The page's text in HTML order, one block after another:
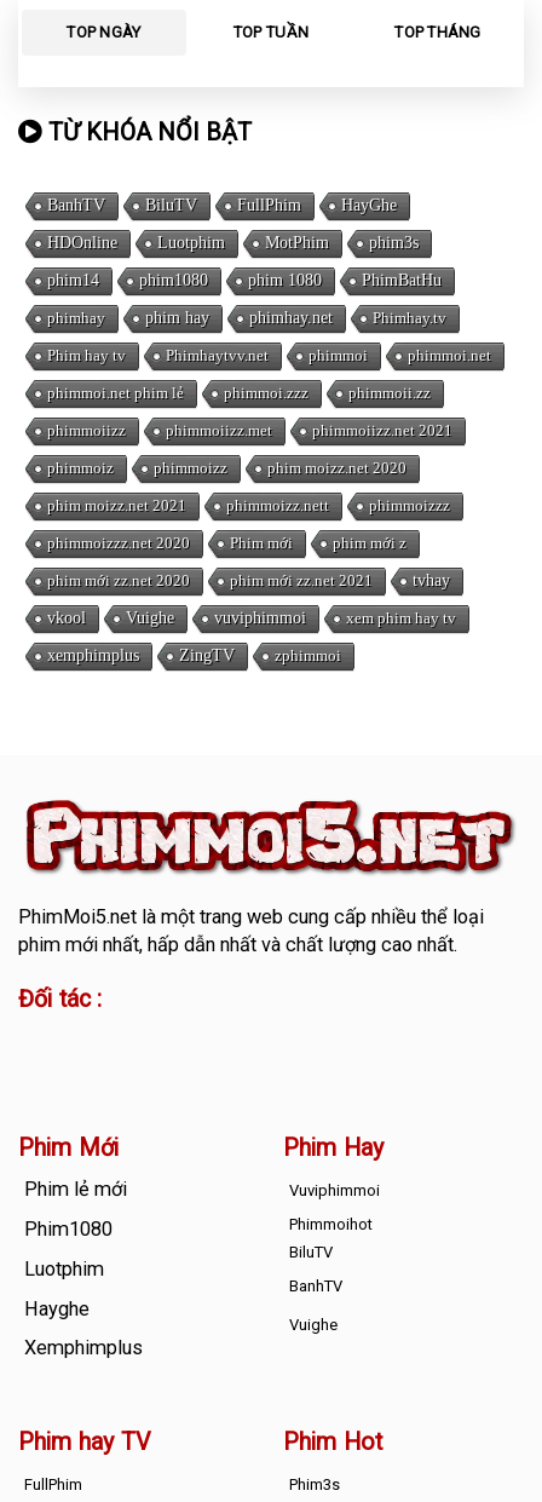
TOP NGÀY TOP TUẦN TOP THÁNG
TỪ KHÓA NỔI BẬT
BanhTV BiluTV FullPhim HayGhe
HDOnline Luotphim MotPhim phim3s
phim14 phim1080 phim 1080 PhimBatHu
phimhay phim hay phimhay.net Phimhay.tv
Phim hay tv Phimhaytvv.net phimmoi phimmoi.net
phimmoi.net phim lẻ phimmoi.zzz phimmoii.zz
phimmoiizz phimmoiizz.met phimmoiizz.net 2021
phimmoiz phimmoizz phim moizz.net 2020
phim moizz.net 2021 phimmoizz.nett phimmoizzz
phimmoizzz.net 2020 Phim mới phim mới z
phim mới zz.net 2020 phim mới zz.net 2021 tvhay
vkool Vuighe vuviphimmoi xem phim hay tv
xemphimplus ZingTV zphimmoi
PhimMoi5.netlà một trang web cung cấp nhiều thể loại
phim mới nhất, hấp dẫn nhất và chất lượng cao nhất.
Đối tác :
Phim Mới
Phim lẻ mới
Phim1080
Luotphim
Hayghe
Xemphimplus
Phim Hay
Vuviphimmoi
Phimmoihot
BiluTV
BanhTV
Vuighe
Phim hay TV
FullPhim
Phim Hot
Phim3s